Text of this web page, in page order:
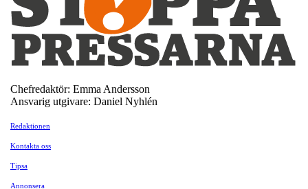
Chefredaktör: Emma Andersson
Ansvarig utgivare: Daniel Nyhlén
Redaktionen
Kontakta oss
Tipsa
Annonsera